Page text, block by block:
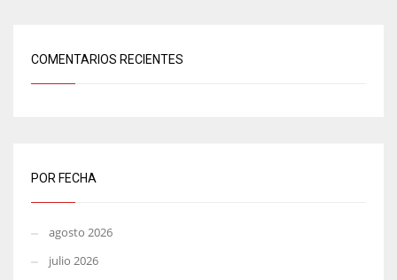
COMENTARIOS RECIENTES
POR FECHA
agosto 2026
julio 2026